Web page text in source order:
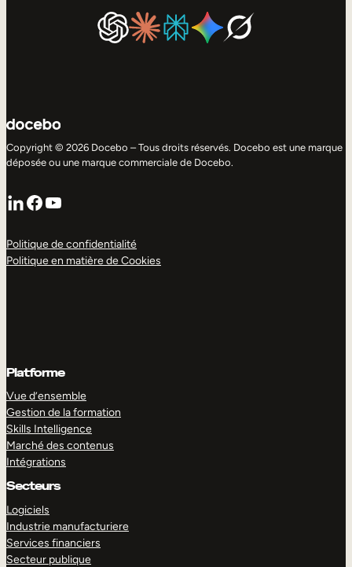
Copyright © 2026 Docebo – Tous droits réservés. Docebo est une marque
déposée ou une marque commerciale de Docebo.
LinkedIn
Facebook
YouTube
Politique de confidentialité
Politique en matière de Cookies
Platforme
Vue d’ensemble
Gestion de la formation
Skills Intelligence
Marché des contenus
Intégrations
Secteurs
Logiciels
Industrie manufacturiere
Services financiers
Secteur publique